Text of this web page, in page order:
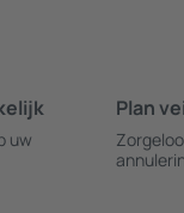
uw
Plan